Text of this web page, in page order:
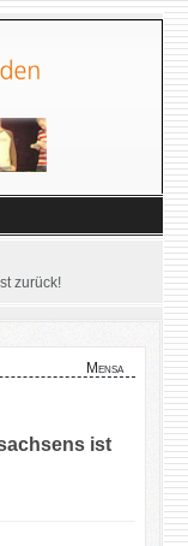
zurück!
Mensa
ist